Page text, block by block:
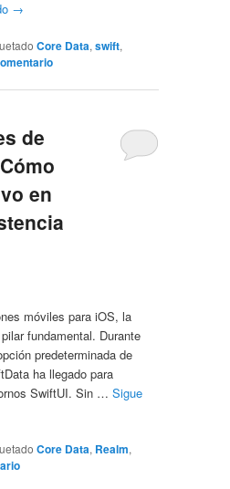
→
Core Data,swift,
de
en
móviles para iOS, la
fundamental. Durante
predeterminada de
ha llegado para
SwiftUI. Sin …Sigue
Core Data, Realm,